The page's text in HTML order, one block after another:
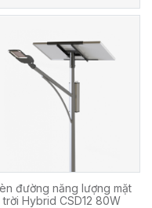
đường năng lượng mặt
trời Hybrid CSD12 80W